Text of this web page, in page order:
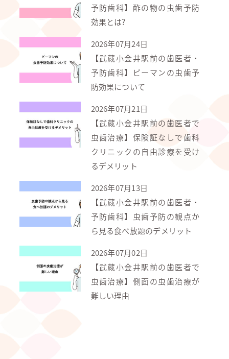
予防歯科】酢の物の虫歯予防
効果とは?
2026年07月24日
【武蔵小金井駅前の歯医者・
予防歯科】ピーマンの虫歯予
防効果について
2026年07月21日
【武蔵小金井駅前の歯医者で
虫歯治療】保険証なしで歯科
クリニックの自由診療を受け
るデメリット
2026年07月13日
【武蔵小金井駅前の歯医者・
予防歯科】虫歯予防の観点か
ら見る食べ放題のデメリット
2026年07月02日
【武蔵小金井駅前の歯医者で
虫歯治療】側面の虫歯治療が
難しい理由